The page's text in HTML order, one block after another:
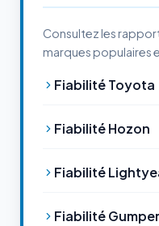
Consultez les
marques populaires
Fiabilité Toyota
Fiabilité Hozon
Fiabilité
Fiabilité